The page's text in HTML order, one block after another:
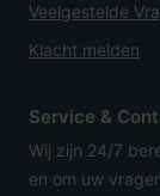
Veelgestelde
Klacht melden
Service &
Wij zijn 24/7
en om uw